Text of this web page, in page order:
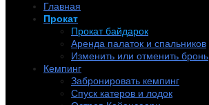
Главная
Прокат
Прокат байдарок
Аренда палаток и спальников
Изменить или отменить бронь
Кемпинг
Забронировать кемпинг
Спуск катеров и лодок